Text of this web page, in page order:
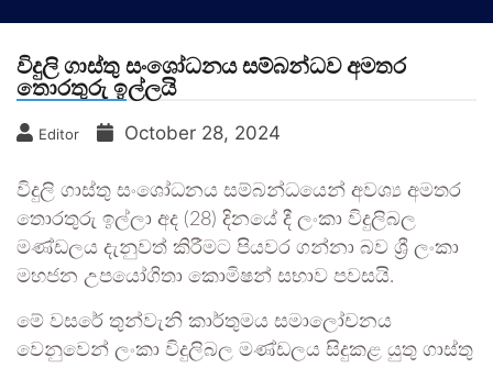
විදුලි ගාස්තු සංශෝධනය සම්බන්ධව අමතර
තොරතුරු ඉල්ලයි
Editor October 28, 2024
විදුලි ගාස්තු සංශෝධනය සම්බන්ධයෙන් අවශ්‍ය අමතර
තොරතුරු ඉල්ලා අද (28) දිනයේ දී ලංකා විදුලිබල
මණ්ඩලය දැනුවත් කිරීමට පියවර ගන්නා බව ශ්‍රී ලංකා
මහජන උපයෝගිතා කොමිෂන් සභාව පවසයි.
මේ වසරේ තුන්වැනි කාර්තුමය සමාලෝචනය
වෙනුවෙන් ලංකා විදුලිබල මණ්ඩලය සිදුකළ යුතු ගාස්තු